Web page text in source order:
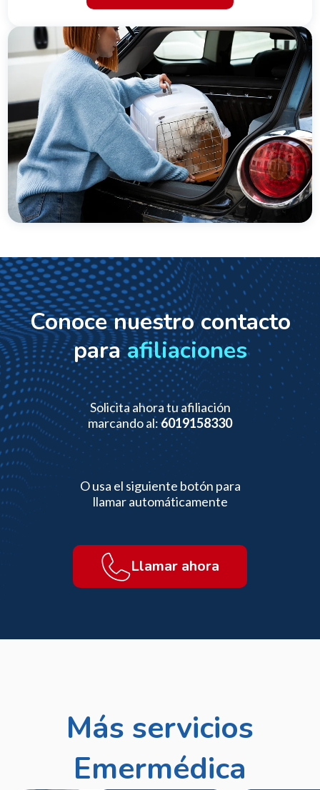
Conoce nuestro contacto
paraafiliaciones
Solicita ahora tu afiliación
marcando al:6019158330
O usa el siguiente botón para
llamar automáticamente
Llamar ahora
Más servicios
Emermédica